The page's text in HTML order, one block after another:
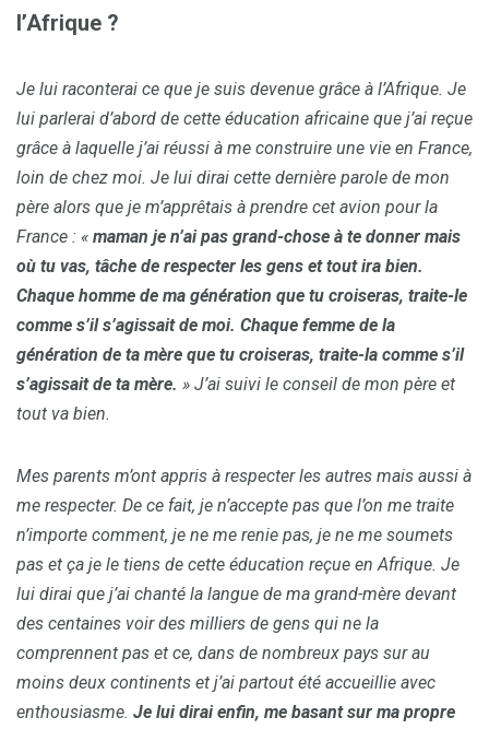
l’Afrique ?
Je lui raconterai ce que je suis devenue grâce à l’Afrique. Je
lui parlerai d’abord de cette éducation africaine que j’ai reçue
grâce à laquelle j’ai réussi à me construire une vie en France,
loin de chez moi. Je lui dirai cette dernière parole de mon
père alors que je m’apprêtais à prendre cet avion pour la
France : « maman je n’ai pas grand-chose à te donner mais
où tu vas, tâche de respecter les gens et tout ira bien.
Chaque homme de ma génération que tu croiseras, traite-le
comme s’il s’agissait de moi. Chaque femme de la
génération de ta mère que tu croiseras, traite-la comme s’il
s’agissait de ta mère. » J’ai suivi le conseil de mon père et
tout va bien.
Mes parents m’ont appris à respecter les autres mais aussi à
me respecter. De ce fait, je n’accepte pas que l’on me traite
n’importe comment, je ne me renie pas, je ne me soumets
pas et ça je le tiens de cette éducation reçue en Afrique. Je
lui dirai que j’ai chanté la langue de ma grand-mère devant
des centaines voir des milliers de gens qui ne la
comprennent pas et ce, dans de nombreux pays sur au
moins deux continents et j’ai partout été accueillie avec
enthousiasme. Je lui dirai enfin, me basant sur ma propre